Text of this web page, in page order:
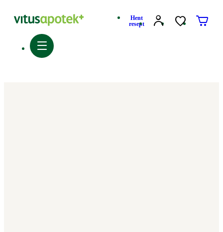
Hent
resept